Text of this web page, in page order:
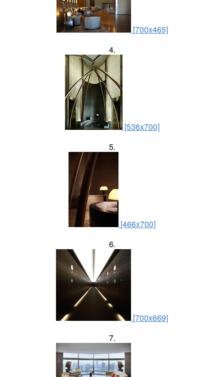
[700x465]
4.
[536x700]
5.
[466x700]
6.
[700x669]
7.